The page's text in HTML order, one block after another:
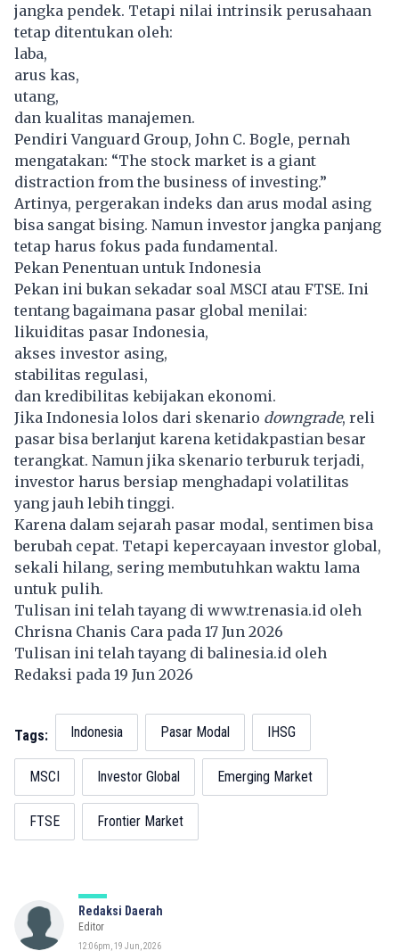
jangka pendek. Tetapi nilai intrinsik perusahaan
tetap ditentukan oleh:
laba,
arus kas,
utang,
dan kualitas manajemen.
Pendiri Vanguard Group, John C. Bogle, pernah
mengatakan: “The stock market is a giant
distraction from the business of investing.”
Artinya, pergerakan indeks dan arus modal asing
bisa sangat bising. Namun investor jangka panjang
tetap harus fokus pada fundamental.
Pekan Penentuan untuk Indonesia
Pekan ini bukan sekadar soal MSCI atau FTSE. Ini
tentang bagaimana pasar global menilai:
likuiditas pasar Indonesia,
akses investor asing,
stabilitas regulasi,
dan kredibilitas kebijakan ekonomi.
Jika Indonesia lolos dari skenario downgrade, reli
pasar bisa berlanjut karena ketidakpastian besar
terangkat. Namun jika skenario terburuk terjadi,
investor harus bersiap menghadapi volatilitas
yang jauh lebih tinggi.
Karena dalam sejarah pasar modal, sentimen bisa
berubah cepat. Tetapi kepercayaan investor global,
sekali hilang, sering membutuhkan waktu lama
untuk pulih.
Tulisan ini telah tayang di www.trenasia.id oleh
Chrisna Chanis Cara pada 17 Jun 2026
Tulisan ini telah tayang dibalinesia.id oleh
Redaksi pada 19 Jun 2026
Tags: Indonesia Pasar Modal IHSG
MSCI Investor Global Emerging Market
FTSE Frontier Market
Redaksi Daerah
Editor
12:06pm, 19 Jun, 2026